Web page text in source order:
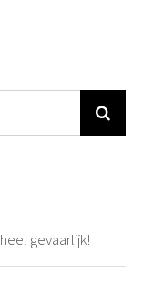
gevaarlijk!